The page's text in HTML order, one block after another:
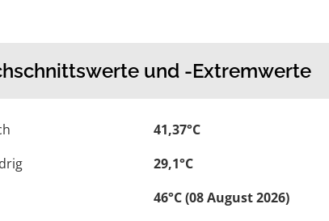
und -Extremwerte
41,37°C
29,1°C
46°C (08 August 2026)